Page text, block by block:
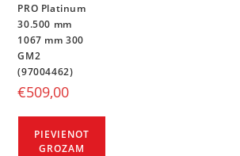
PRO Platinum
30.500 mm
1067 mm 300
GM2
(97004462)
€509,00
PIEVIENOT
GROZAM